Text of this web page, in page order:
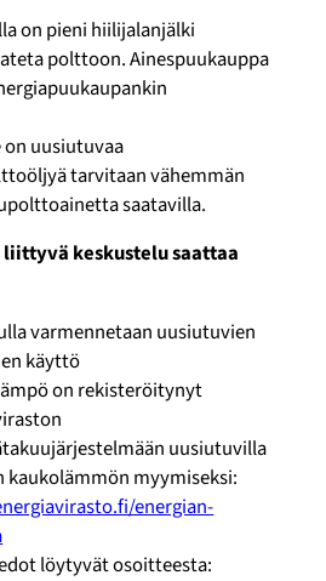
on pieni hiilijalanjälki
polttoon. Ainespuukauppa
uusiutuvaa
tarvitaan vähemmän
saatavilla.
keskustelu saattaa
varmennetaan uusiutuvien
käyttö
on rekisteröitynyt
uusiutuvilla
myymiseksi:
energian-
löytyvät osoitteesta: